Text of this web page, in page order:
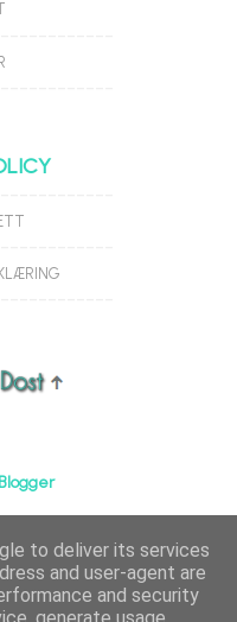
to deliver its services
and user-agent are
and security